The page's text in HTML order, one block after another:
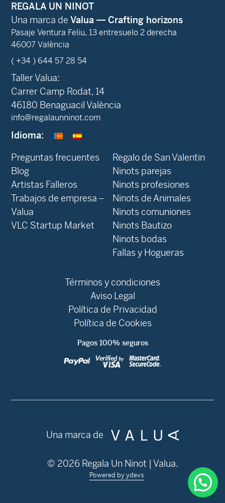
REGALA UN NINOT
Una marca de Valua — Crafting horizons
Pasaje Ventura Feliu, 13 entresuelo 2 derecha
46007 València
( +34 ) 644 57 28 54
Taller Valua:
Carrer Camp Rodat, 14
46180 Benaguacil València
info@regalaunninot.com
Idioma:
Preguntas frecuentes
Blog
Artistas Falleros
Trabajos de empresa –
Valua
VLC Startup Market
Regalo de San Valentin
Ninots parejas
Ninots profesiones
Ninots de Animales
Ninots comuniones
Ninots Bautizo
Ninots bodas
Fallas y Hogueras
Términos y condiciones
Aviso Legal
Política de Privacidad
Política de Cookies
Pagos 100% seguros
© 2026 Regala Un Ninot | Valua.
Powered by ydevs
Una marca de